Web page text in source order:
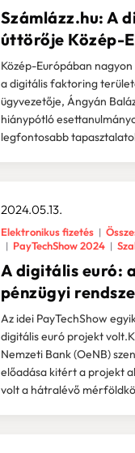
Számlázz.hu: A
úttörője Közép-
Közép-Európában
a digitális faktoring
ügyvezetője, Ángyán
hiánypótló
legfontosabb
A digitális euró:
pénzügyi
2024.05.13.
Elektronikus fizetés
PayTechShow 2024
Az idei PayTechShow
digitális euró projekt
Nemzeti Bank (OeNB)
előadása kitért a projekt
volt a hátralévő